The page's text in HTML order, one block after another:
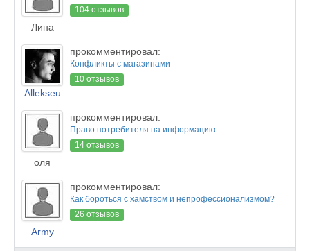
Лина
104 отзывов
Allekseu
прокомментировал:
Конфликты с магазинами
10 отзывов
оля
прокомментировал:
Право потребителя на информацию
14 отзывов
Army
прокомментировал:
Как бороться с хамством и непрофессионализмом?
26 отзывов